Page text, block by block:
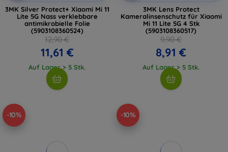
3MK Silver Protect+ Xiaomi Mi 11
Lite 5G Nass verklebbare
antimikrobielle Folie
(5903108360524)
12,90 €
11,61 €
Auf Lager > 5 Stk.
3MK Lens Protect
Kameralinsenschutz für Xiaomi
Mi 11 Lite 5G 4 Stk
(5903108360517)
9,90 €
8,91 €
Auf Lager > 5 Stk.
-10% -10%